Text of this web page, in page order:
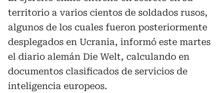
territorio a varios cientos de soldados rusos,
algunos de los cuales fueron posteriormente
desplegados en Ucrania, informó este martes
el diario alemán Die Welt, calculando en
documentos clasificados de servicios de
inteligencia europeos.